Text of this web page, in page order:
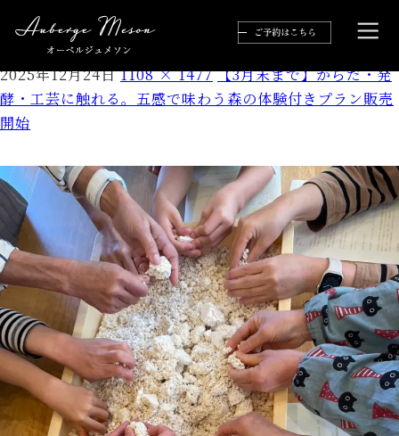
S__20676621_0
2025年12月24日 1108 × 1477 【3月末まで】からだ・発
酵・工芸に触れる。五感で味わう森の体験付きプラン販売
開始